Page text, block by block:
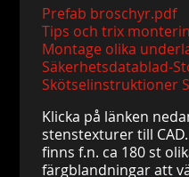
Prefab broschyr.pdf
Tips och trix
Montage olika
Säkerhetsdatablad-
Skötselinstruktioner
Klicka på länken
stenstexturer till
finns f.n. ca 180 st
färgblandningar att